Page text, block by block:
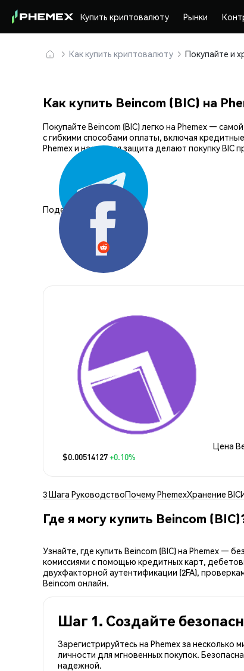
Купить криптовалюту Рынки
Как купить криптовалюту
Как купить Beincom (BIC) на
Покупайте Beincom (BIC) легко на Phemex —
с гибкими способами оплаты, включая
Phemex и надежная защита делают покупку BIC
Поделиться:
Цена
$0.00514127+0.10%
3 Шага РуководствоПочему PhemexХранение BIC
Где я могу купить Beincom
Узнайте, где купить Beincom (BIC) на Phemex —
комиссиями с помощью кредитных карт,
двухфакторной аутентификации (2FA),
Beincom онлайн.
Шаг 1. Создайте
Зарегистрируйтесь на Phemex за
личности для мгновенных покупок.
надежной.